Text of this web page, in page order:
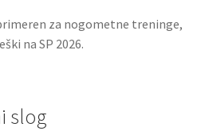
za nogometne treninge,
na SP 2026.
slog